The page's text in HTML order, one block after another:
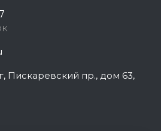
Пискаревский пр., дом 63,